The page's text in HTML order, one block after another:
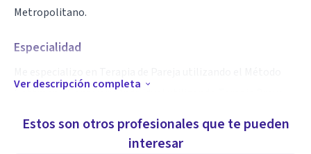
Metropolitano.
Especialidad
Gottman y Consejería Individual utilizando Terapia Breve
y Compromiso y el Enfoque Cognitivo Conductual.
Ver descripción completa
Estos son otros profesionales que te pueden
interesar